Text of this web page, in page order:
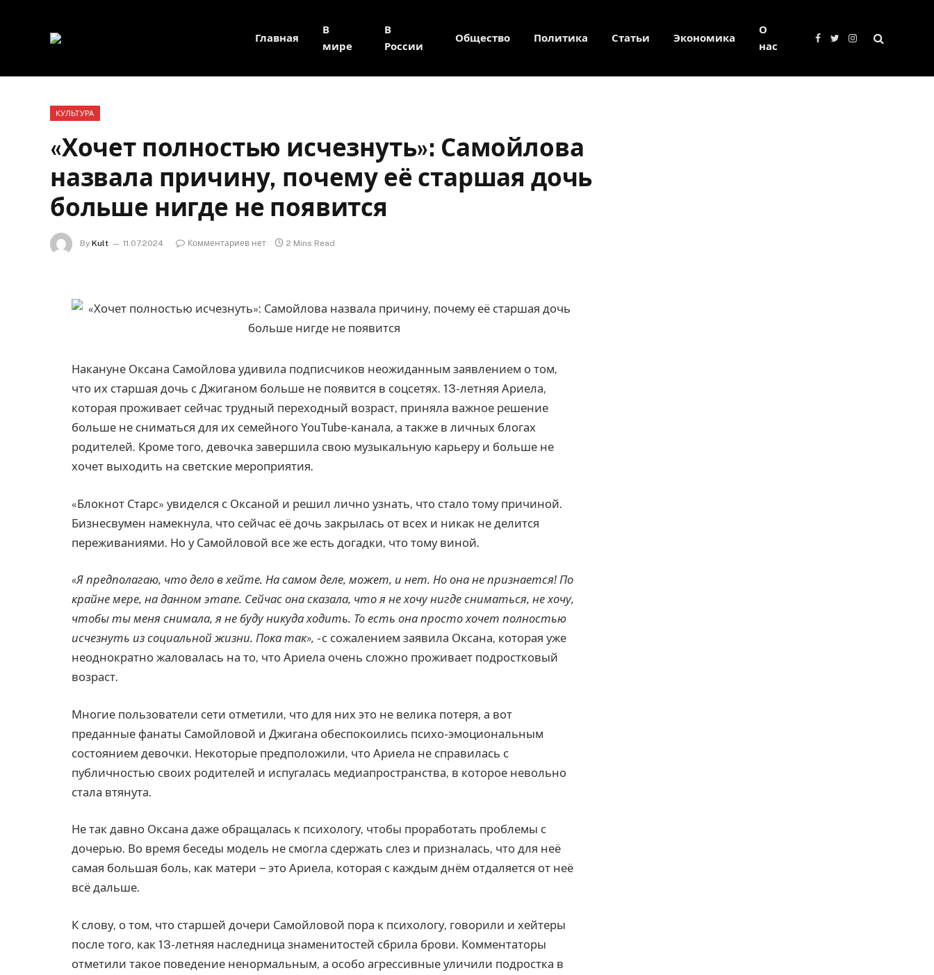
Главная
В
мире
В
России
Общество Политика Статьи Экономика
О
нас
Facebook
TwitterInstagram
КУЛЬТУРА
«Хочет полностью исчезнуть»: Самойлова
назвала причину, почему её старшая дочь
больше нигде не появится
By Kult 11.07.2024 Комментариев нет 2 Mins Read
Накануне Оксана Самойлова удивила подписчиков неожиданным заявлением о том,
что их старшая дочь с Джиганом больше не появится в соцсетях. 13-летняя Ариела,
которая проживает сейчас трудный переходный возраст, приняла важное решение
больше не сниматься для их семейного YouTube-канала, а также в личных блогах
родителей. Кроме того, девочка завершила свою музыкальную карьеру и больше не
хочет выходить на светские мероприятия.
«Блокнот Старс» увиделся с Оксаной и решил лично узнать, что стало тому причиной.
Бизнесвумен намекнула, что сейчас её дочь закрылась от всех и никак не делится
переживаниями. Но у Самойловой все же есть догадки, что тому виной.
«Я предполагаю, что дело в хейте. На самом деле, может, и нет. Но она не признается! По
крайне мере, на данном этапе. Сейчас она сказала, что я не хочу нигде сниматься, не хочу,
чтобы ты меня снимала, я не буду никуда ходить. То есть она просто хочет полностью
исчезнуть из социальной жизни. Пока так», - с сожалением заявила Оксана, которая уже
неоднократно жаловалась на то, что Ариела очень сложно проживает подростковый
возраст.
Многие пользователи сети отметили, что для них это не велика потеря, а вот
преданные фанаты Самойловой и Джигана обеспокоились психо-эмоциональным
состоянием девочки. Некоторые предположили, что Ариела не справилась с
публичностью своих родителей и испугалась медиапространства, в которое невольно
стала втянута.
Не так давно Оксана даже обращалась к психологу, чтобы проработать проблемы с
дочерью. Во время беседы модель не смогла сдержать слез и призналась, что для неё
самая большая боль, как матери ‒ это Ариела, которая с каждым днём отдаляется от неё
всё дальше.
К слову, о том, что старшей дочери Самойловой пора к психологу, говорили и хейтеры
после того, как 13-летняя наследница знаменитостей сбрила брови. Комментаторы
отметили такое поведение ненормальным, а особо агрессивные уличили подростка в